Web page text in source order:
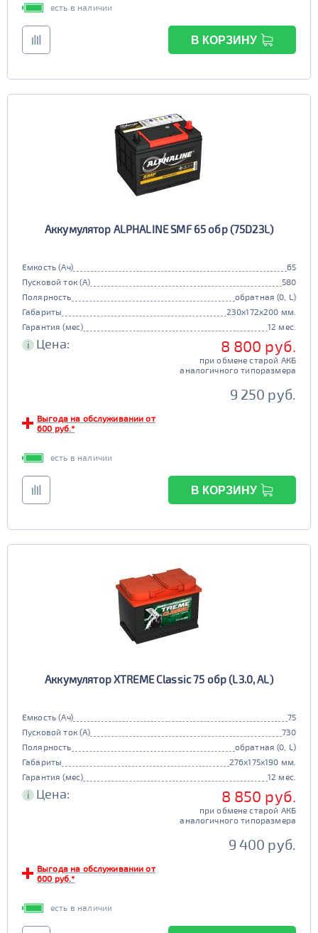
есть в наличии
В КОРЗИНУ
Аккумулятор ALPHALINE SMF 65 обр (75D23L)
Емкость (Ач)
65
Пусковой ток (А)
580
Полярность
обратная (0, L)
Габариты
230x172x200 мм.
Гарантия (мес)
12 мес.
i Цена: 8 800 руб.
при обмене старой АКБ
аналогичного типоразмера
9 250 руб.
Выгода на обслуживании от
600 руб.*
есть в наличии
В КОРЗИНУ
Аккумулятор XTREME Classic 75 обр (L3.0, AL)
Емкость (Ач)
75
Пусковой ток (А)
730
Полярность
обратная (0, L)
Габариты
276x175x190 мм.
Гарантия (мес)
12 мес.
i Цена: 8 850 руб.
при обмене старой АКБ
аналогичного типоразмера
9 400 руб.
Выгода на обслуживании от
600 руб.*
есть в наличии